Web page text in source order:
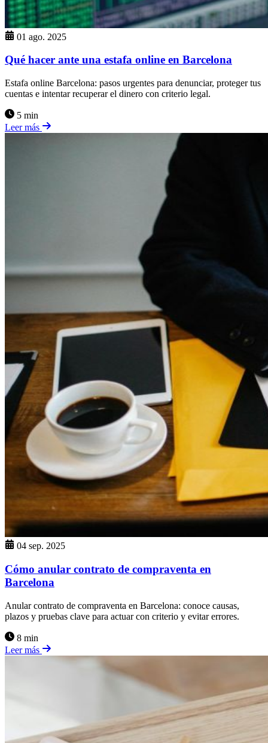
01 ago. 2025
Qué hacer ante una estafa online en Barcelona
Estafa online Barcelona: pasos urgentes para denunciar, proteger tus
cuentas e intentar recuperar el dinero con criterio legal.
5 min
Leer más
04 sep. 2025
Cómo anular contrato de compraventa en
Barcelona
Anular contrato de compraventa en Barcelona: conoce causas,
plazos y pruebas clave para actuar con criterio y evitar errores.
8 min
Leer más